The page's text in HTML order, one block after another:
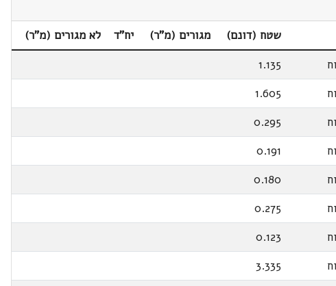
שטח (דונם) מגורים (מ"ר) יח"ד
לא מגורים (מ"ר)
1.135
1.605
0.295
0.191
0.180
0.275
0.123
3.335